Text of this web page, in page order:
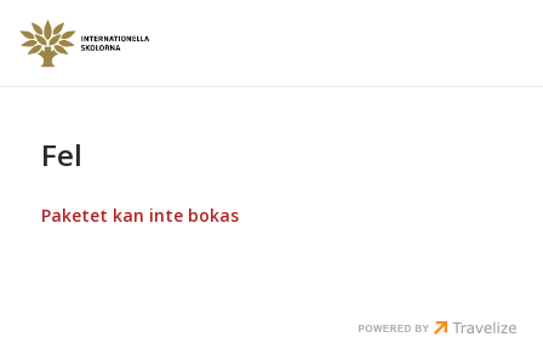
Fel
Paketet kan inte bokas